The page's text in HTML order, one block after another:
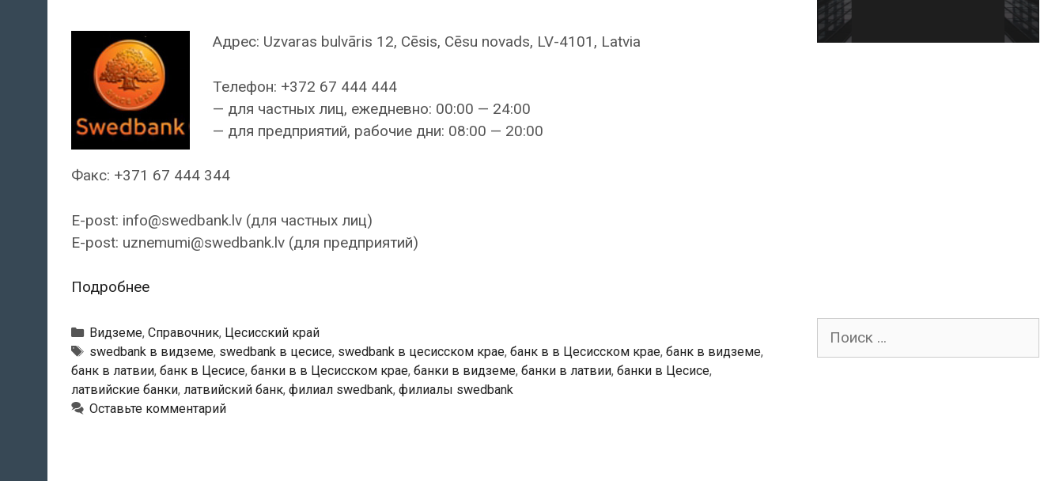
Адрес: Uzvaras bulvāris 12, Cēsis, Cēsu novads, LV-4101, Latvia
Телефон: +372 67 444 444
— для частных лиц, ежедневно: 00:00 — 24:00
— для предприятий, рабочие дни: 08:00 — 20:00
Факс: +371 67 444 344
E-post: info@swedbank.lv (для частных лиц)
E-post: uznemumi@swedbank.lv (для предприятий)
ПодробнееSwedbank
Цесисский
филиал
Рубрики
Видземе, Справочник, Цесисский край
Тэги
swedbank в видземе, swedbank в цесисе, swedbank в цесисском крае, банк в в Цесисском крае, банк в видземе,
банк в латвии, банк в Цесисе, банки в в Цесисском крае, банки в видземе, банки в латвии, банки в Цесисе,
латвийские банки, латвийский банк, филиал swedbank, филиалы swedbank
Оставьте комментарий
Поиск